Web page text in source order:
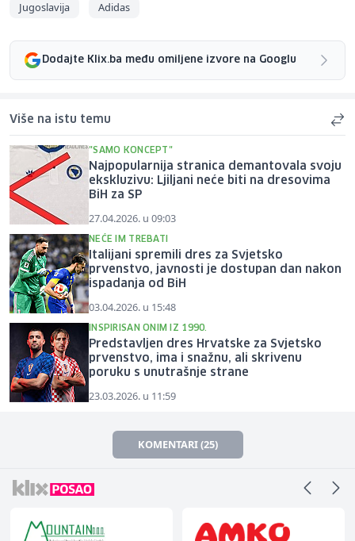
Jugoslavija Adidas
Dodajte Klix.ba među omiljene izvore na Googlu
Više na istu temu
"SAMO KONCEPT"
Najpopularnija stranica demantovala svoju
ekskluzivu: Ljiljani neće biti na dresovima
BiH za SP
27.04.2026. u 09:03
NEĆE IM TREBATI
Italijani spremili dres za Svjetsko
prvenstvo, javnosti je dostupan dan nakon
ispadanja od BiH
03.04.2026. u 15:48
INSPIRISAN ONIM IZ 1990.
Predstavljen dres Hrvatske za Svjetsko
prvenstvo, ima i snažnu, ali skrivenu
poruku s unutrašnje strane
23.03.2026. u 11:59
KOMENTARI (25)